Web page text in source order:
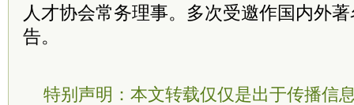
人才协会常务理事。多次受邀作国内外
告。
特别声明：本文转载仅仅是出于传播信